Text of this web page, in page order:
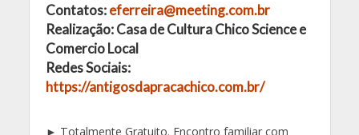
Contatos:eferreira@meeting.com.br
Realização: Casa de Cultura Chico Science e
Comercio Local
Redes Sociais:
https://antigosdapracachico.com.br/
► Totalmente Gratuito. Encontro familiar com